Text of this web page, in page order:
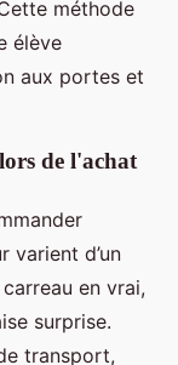
méthode
élève
aux portes et
de l'achat
varient d’un
en vrai,
surprise.
transport,